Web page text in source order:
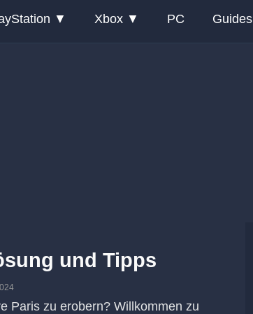
Xbox PC Guides
und Tipps
Paris zu erobern? Willkommen zu